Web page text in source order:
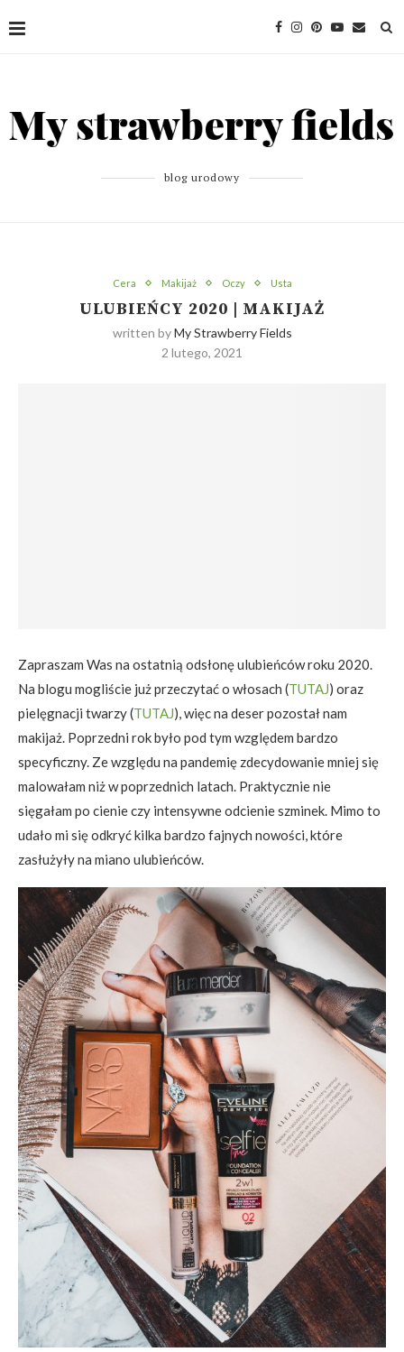
blog urodowy
Cera Makijaż Oczy Usta
ULUBIEŃCY 2020 | MAKIJAŻ
written byMy Strawberry Fields
2 lutego, 2021
Zapraszam Was na ostatnią odsłonę ulubieńców roku 2020.
Na blogu mogliście już przeczytać o włosach (TUTAJ) oraz
pielęgnacji twarzy (TUTAJ), więc na deser pozostał nam
makijaż. Poprzedni rok było pod tym względem bardzo
specyficzny. Ze względu na pandemię zdecydowanie mniej się
malowałam niż w poprzednich latach. Praktycznie nie
sięgałam po cienie czy intensywne odcienie szminek. Mimo to
udało mi się odkryć kilka bardzo fajnych nowości, które
zasłużyły na miano ulubieńców.